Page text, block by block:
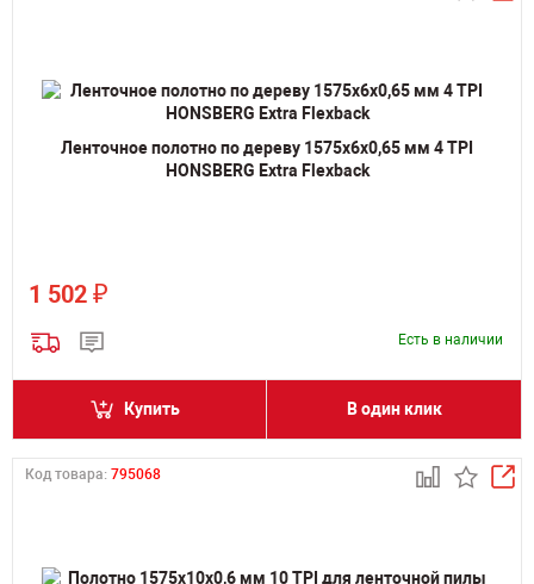
Ленточное полотно по дереву 1575х6х0,65 мм 4 TPI
HONSBERG Extra Flexback
1 502 ₽
Есть в наличии
Купить В один клик
Код товара: 795068